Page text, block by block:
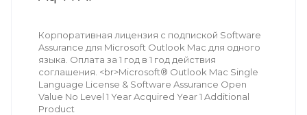
Корпоративная лицензия с подпиской Software
Assurance для Microsoft Outlook Mac для одного
языка. Оплата за 1 год в 1 год действия
соглашения. <br>Microsoft® Outlook Mac Single
Language License & Software Assurance Open
Value No Level 1 Year Acquired Year 1 Additional
Product